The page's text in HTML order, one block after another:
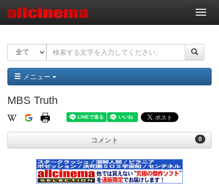
ナ
ビ
ー
ョ
ン
メニュー
MBS Truth
0
コメント